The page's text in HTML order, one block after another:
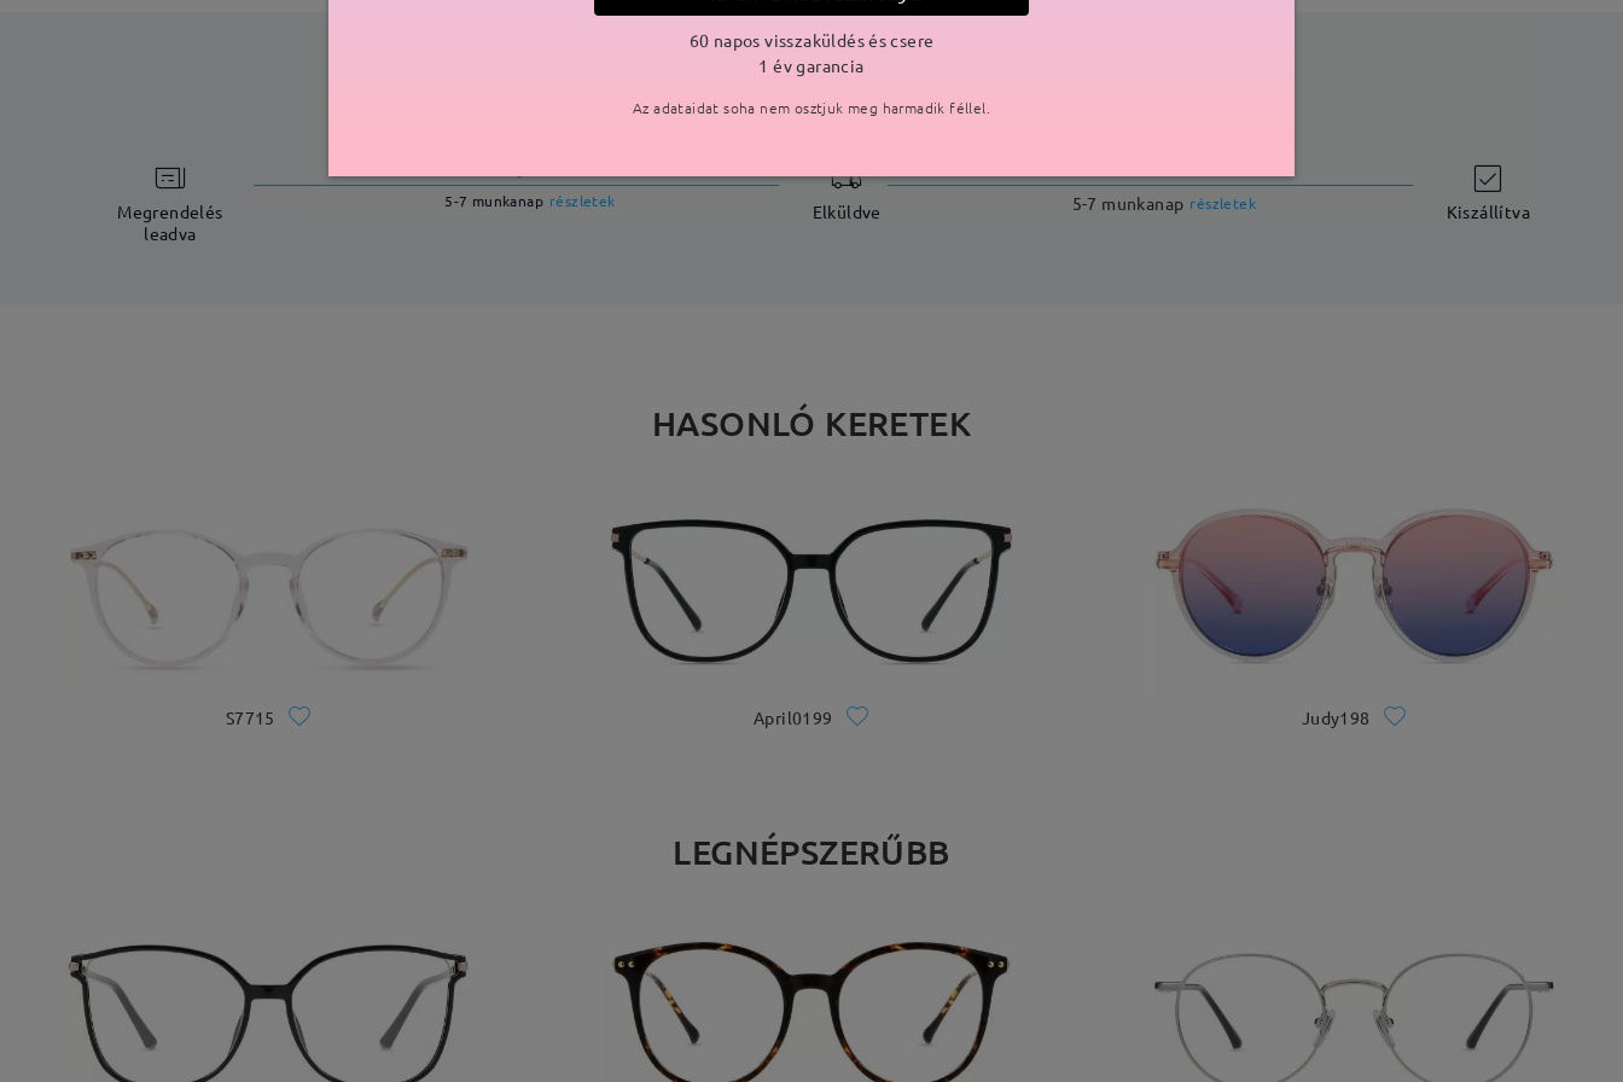
SZÁLLÍTÁS
Megrendelés
leadva
5-7 munkanap részletek Elküldve 5-7 munkanap részletek Kiszállítva
HASONLÓ KERETEK
S7715 April0199 Judy198
LEGNÉPSZERŰBB
60 napos visszaküldés és csere
1 év garancia
Az adataidat soha nem osztjuk meg harmadik féllel.